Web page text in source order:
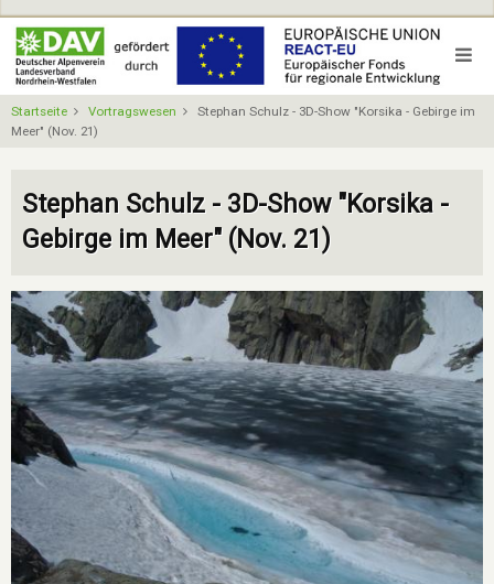
Direkt
zum
Inhalt
Startseite Vortragswesen
Stephan Schulz - 3D-Show "Korsika - Gebirge im
Meer" (Nov. 21)
Stephan Schulz - 3D-Show "Korsika -
Gebirge im Meer" (Nov. 21)